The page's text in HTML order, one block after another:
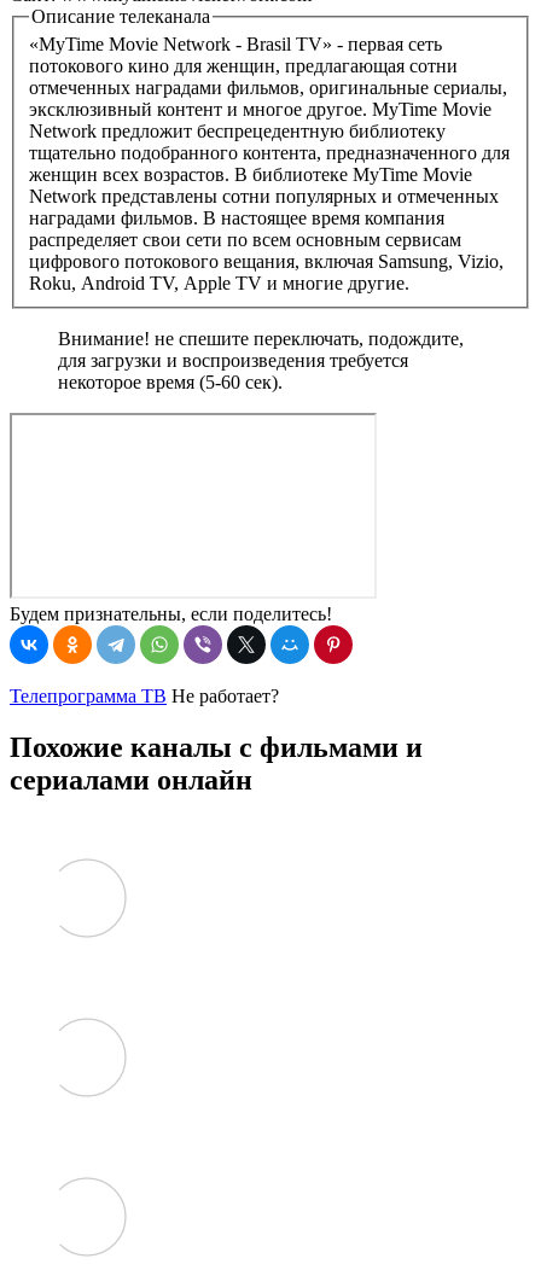
Описание телеканала
«MyTime Movie Network - Brasil TV» - первая сеть
потокового кино для женщин, предлагающая сотни
отмеченных наградами фильмов, оригинальные сериалы,
эксклюзивный контент и многое другое. MyTime Movie
Network предложит беспрецедентную библиотеку
тщательно подобранного контента, предназначенного для
женщин всех возрастов. В библиотеке MyTime Movie
Network представлены сотни популярных и отмеченных
наградами фильмов. В настоящее время компания
распределяет свои сети по всем основным сервисам
цифрового потокового вещания, включая Samsung, Vizio,
Roku, Android TV, Apple TV и многие другие.
Внимание! не спешите переключать, подождите,
для загрузки и воспроизведения требуется
некоторое время (5-60 сек).
Будем признательны, если поделитесь!
Телепрограмма ТВ Не работает?
Похожие каналы с фильмами и
сериалами онлайн